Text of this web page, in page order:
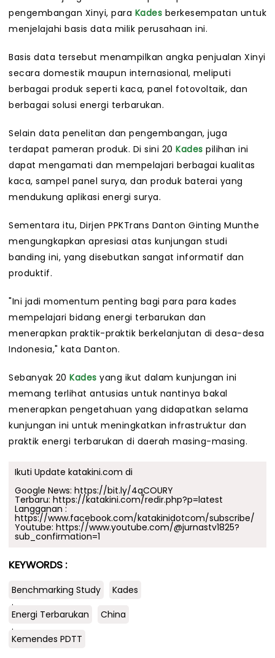
pengembangan Xinyi, para Kades berkesempatan untuk
menjelajahi basis data milik perusahaan ini.
Basis data tersebut menampilkan angka penjualan Xinyi
secara domestik maupun internasional, meliputi
berbagai produk seperti kaca, panel fotovoltaik, dan
berbagai solusi energi terbarukan.
Selain data penelitan dan pengembangan, juga
terdapat pameran produk. Di sini 20 Kades pilihan ini
dapat mengamati dan mempelajari berbagai kualitas
kaca, sampel panel surya, dan produk baterai yang
mendukung aplikasi energi surya.
Sementara itu, Dirjen PPKTrans Danton Ginting Munthe
mengungkapkan apresiasi atas kunjungan studi
banding ini, yang disebutkan sangat informatif dan
produktif.
"Ini jadi momentum penting bagi para para kades
mempelajari bidang energi terbarukan dan
menerapkan praktik-praktik berkelanjutan di desa-desa
Indonesia," kata Danton.
Sebanyak 20 Kades yang ikut dalam kunjungan ini
memang terlihat antusias untuk nantinya bakal
menerapkan pengetahuan yang didapatkan selama
kunjungan ini untuk meningkatkan infrastruktur dan
praktik energi terbarukan di daerah masing-masing.
Ikuti Update katakini.com di
Google News: https://bit.ly/4qCOURY
Terbaru: https://katakini.com/redir.php?p=latest
Langganan :
https://www.facebook.com/katakinidotcom/subscribe/
Youtube: https://www.youtube.com/@jurnastv1825?
sub_confirmation=1
KEYWORDS :
Benchmarking Study
Kades
.
Energi Terbarukan
China
.
Kemendes PDTT